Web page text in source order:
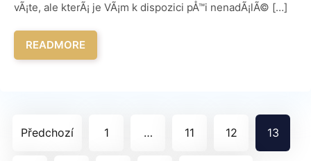
vÃ¡te, ale kterÃ¡ je VÃ¡m k dispozici pÅ™i nenadÃ¡lÃ© […]
READMORE
Stránkování
Předchozí 1 … 11 12 13